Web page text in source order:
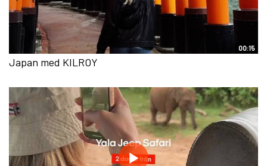
00:15
Japan med KILROY